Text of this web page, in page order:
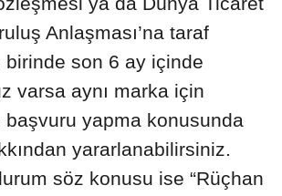
Anlaşması’na taraf
birinde son 6 ay içinde
varsa aynı marka için
başvuru yapma konusunda
yararlanabilirsiniz.
söz konusu ise “Rüçhan